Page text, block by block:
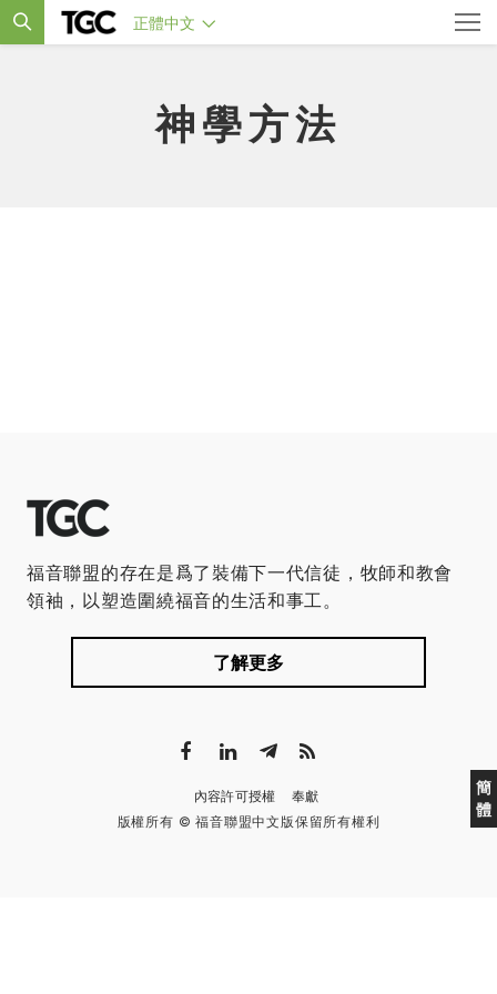
正體中文
神學方法
簡
體
福音聯盟的存在是爲了裝備下一代信徒，牧師和教會
領袖，以塑造圍繞福音的生活和事工。
了解更多
內容許可授權
奉獻
版權所有 © 福音聯盟中文版保留所有權利